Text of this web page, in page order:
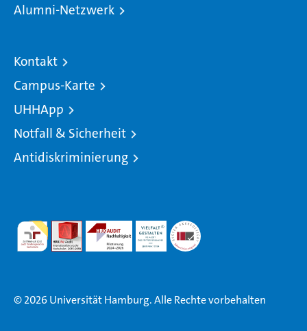
Alumni-Netzwerk
Kontakt
Campus-Karte
UHHApp
Notfall & Sicherheit
Antidiskriminierung
© 2026 Universität Hamburg. Alle Rechte vorbehalten